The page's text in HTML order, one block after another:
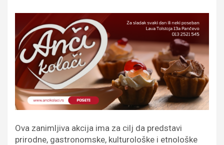
Ova zanimljiva akcija ima za cilj da predstavi
prirodne, gastronomske, kulturološke i etnološke